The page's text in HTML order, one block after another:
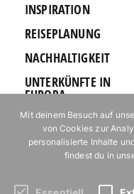
INSPIRATION
REISEPLANUNG
NACHHALTIGKEIT
UNTERKÜNFTE IN
EUROPA
OUTDOOR
URLAUB FÜR
FOODIES
Mit deinem Besuch auf
von Cookies zur
personalisierte Inhalte
findest du in